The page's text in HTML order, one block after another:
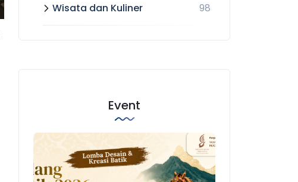
Wisata dan Kuliner 98
Event